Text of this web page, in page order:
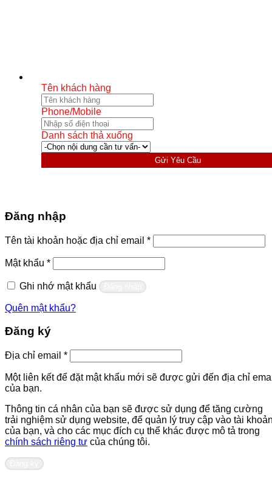
Tên khách hàng
Phone/Mobile
Danh sách thả xuống
Gửi Yêu Cầu
Đăng nhập
Tên tài khoản hoặc địa chỉ email *Bắt
buộc
Mật khẩu *Bắt
buộc
Ghi nhớ mật khẩu
Quên mật khẩu?
Đăng ký
Địa chỉ email *Bắt
buộc
Một liên kết để đặt mật khẩu mới sẽ được gửi đến địa chỉ
của bạn.
Thông tin cá nhân của bạn sẽ được sử dụng để tăng cường
trải nghiệm sử dụng website, để quản lý truy cập vào tài
của bạn, và cho các mục đích cụ thể khác được mô tả trong
chính sách riêng tư của chúng tôi.